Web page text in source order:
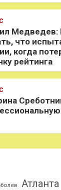
Медведев:
что
когда
рейтинга
Атланта